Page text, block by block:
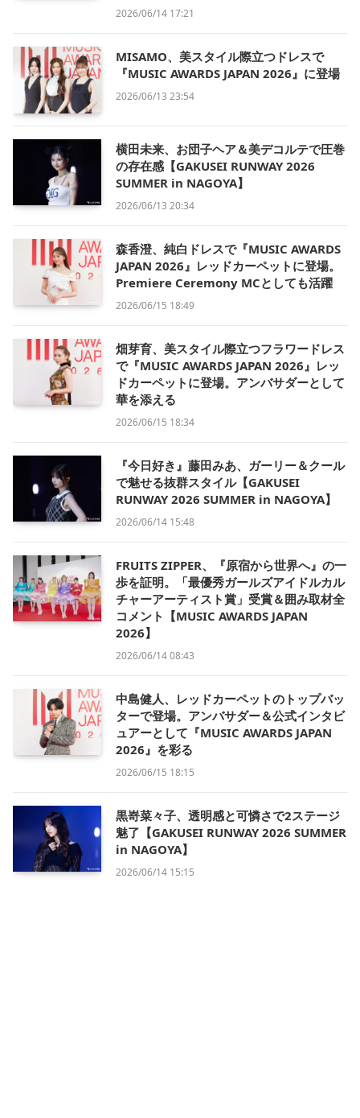
2026/06/14 17:21
MISAMO、美スタイル際立つドレスで
『MUSIC AWARDS JAPAN 2026』に登場
2026/06/13 23:54
横田未来、お団子ヘア＆美デコルテで圧巻
の存在感【GAKUSEI RUNWAY 2026
SUMMER in NAGOYA】
2026/06/13 20:34
森香澄、純白ドレスで『MUSIC AWARDS
JAPAN 2026』レッドカーペットに登場。
Premiere Ceremony MCとしても活躍
2026/06/15 18:49
畑芽育、美スタイル際立つフラワードレス
で『MUSIC AWARDS JAPAN 2026』レッ
ドカーペットに登場。アンバサダーとして
華を添える
2026/06/15 18:34
『今日好き』藤田みあ、ガーリー＆クール
で魅せる抜群スタイル【GAKUSEI
RUNWAY 2026 SUMMER in NAGOYA】
2026/06/14 15:48
FRUITS ZIPPER、『原宿から世界へ』の一
歩を証明。「最優秀ガールズアイドルカル
チャーアーティスト賞」受賞＆囲み取材全
コメント【MUSIC AWARDS JAPAN
2026】
2026/06/14 08:43
中島健人、レッドカーペットのトップバッ
ターで登場。アンバサダー＆公式インタビ
ュアーとして『MUSIC AWARDS JAPAN
2026』を彩る
2026/06/15 18:15
黒嵜菜々子、透明感と可憐さで2ステージ
魅了【GAKUSEI RUNWAY 2026 SUMMER
in NAGOYA】
2026/06/14 15:15